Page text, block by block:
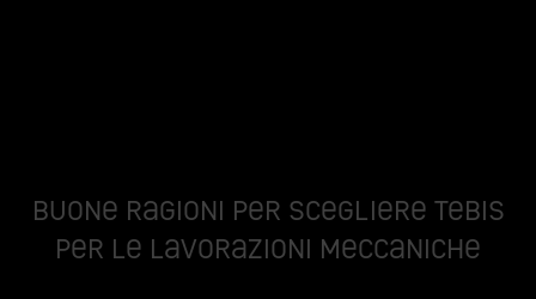
Buone ragioni per scegliere Tebis
per le lavorazioni meccaniche